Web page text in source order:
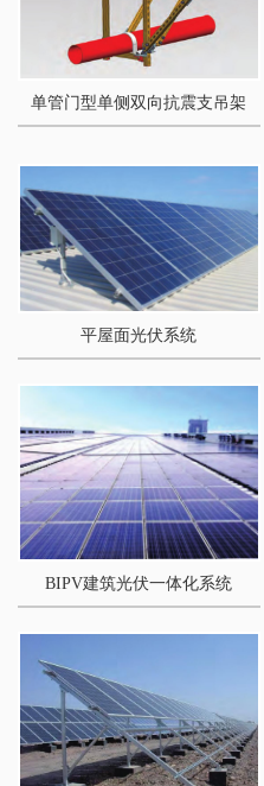
单管门型单侧双向抗震支吊架
平屋面光伏系统
BIPV建筑光伏一体化系统